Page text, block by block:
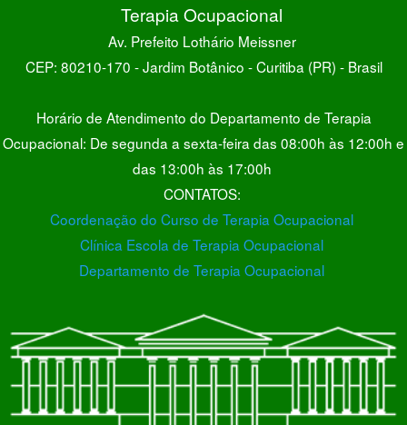
Terapia Ocupacional
Av. Prefeito Lothário Meissner
CEP: 80210-170 - Jardim Botânico - Curitiba (PR) - Brasil
Horário de Atendimento do Departamento de Terapia
Ocupacional: De segunda a sexta-feira das 08:00h às 12:00h e
das 13:00h às 17:00h
CONTATOS:
Coordenação do Curso de Terapia Ocupacional
Clínica Escola de Terapia Ocupacional
Departamento de Terapia Ocupacional